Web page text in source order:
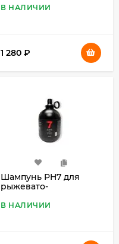
В НАЛИЧИИ
1 280 ₽
Шампунь PH7 для
рыжевато-
в 1, 4 л
В НАЛИЧИИ